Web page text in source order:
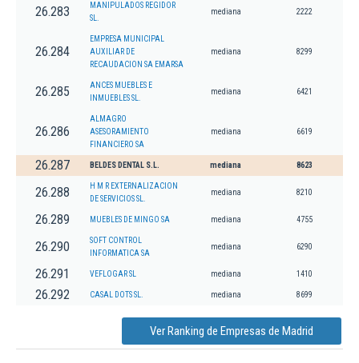
26.283
MANIPULADOS REGIDOR
SL.
mediana 2222
26.284
EMPRESA MUNICIPAL
AUXILIAR DE
RECAUDACION SA EMARSA
mediana 8299
26.285
ANCES MUEBLES E
INMUEBLES SL.
mediana 6421
26.286
ALMAGRO
ASESORAMIENTO
FINANCIERO SA
mediana 6619
26.287 BELDES DENTAL S.L. mediana 8623
26.288
H M R EXTERNALIZACION
DE SERVICIOS SL.
mediana 8210
26.289 MUEBLES DE MINGO SA mediana 4755
26.290
SOFT CONTROL
INFORMATICA SA
mediana 6290
26.291 VEFLOGAR SL mediana 1410
26.292 CASAL DOTS SL. mediana 8699
Ver Ranking de Empresas de Madrid